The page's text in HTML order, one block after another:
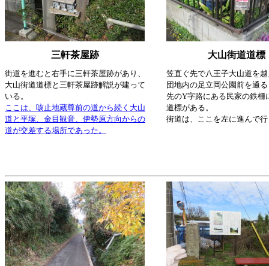
三軒茶屋跡 大山街道道標
街道を進むと右手に三軒茶屋跡があり、
大山街道道標と三軒茶屋跡解説が建って
いる。
ここは、咳止地蔵尊前の道から続く大山
道と平塚、金目観音、伊勢原方向からの
道が交差する場所であった。
笠直ぐ先で八王子大山道を
団地内の足立岡公園前を通
先のY字路にある民家の鉄柵
道標がある。
街道は、ここを左に進んで